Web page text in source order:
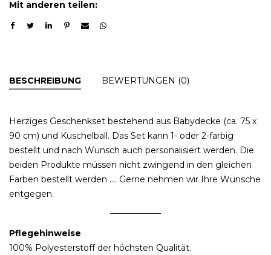
Mit anderen teilen:
BESCHREIBUNG BEWERTUNGEN (0)
Herziges Geschenkset bestehend aus Babydecke (ca. 75 x
90 cm) und Kuschelball. Das Set kann 1- oder 2-farbig
bestellt und nach Wunsch auch personalisiert werden. Die
beiden Produkte müssen nicht zwingend in den gleichen
Farben bestellt werden …. Gerne nehmen wir Ihre Wünsche
entgegen.
Pflegehinweise
100% Polyesterstoff der höchsten Qualität.